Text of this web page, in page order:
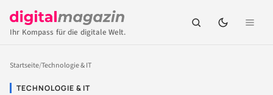
Ihr Kompass für die digitale Welt.
Startseite/Technologie & IT
TECHNOLOGIE & IT